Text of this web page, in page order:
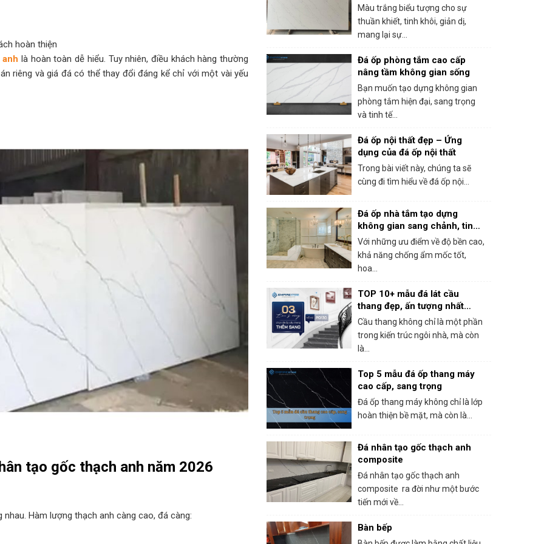
hoàn thiện
anhlà hoàn toàn dễ hiểu. Tuy nhiên, điều khách hàng thường
riêng và giá đá có thể thay đổi đáng kể chỉ với một vài yếu
tạo gốc thạch anh năm 2026
Hàm lượng thạch anh càng cao, đá càng:
hiện đại
Màu trắng biểu tượng cho sự
thuần khiết, tinh khôi, giản dị,
mang lại sự...
Đá ốp phòng tắm cao cấp
nâng tầm không gian sống
Bạn muốn tạo dựng không gian
phòng tắm hiện đại, sang trọng
và tinh tế...
Đá ốp nội thất đẹp – Ứng
dụng của đá ốp nội thất
Trong bài viết này, chúng ta sẽ
cùng đi tìm hiểu về đá ốp nội...
Đá ốp nhà tắm tạo dựng
không gian sang chảnh, tinh
tế
Với những ưu điểm về độ bền cao,
khả năng chống ẩm mốc tốt,
hoa...
TOP 10+ mẫu đá lát cầu
thang đẹp, ấn tượng nhất
2025
Cầu thang không chỉ là một phần
trong kiến trúc ngôi nhà, mà còn
là...
Top 5 mẫu đá ốp thang máy
cao cấp, sang trọng
Đá ốp thang máy không chỉ là lớp
hoàn thiện bề mặt, mà còn là...
Đá nhân tạo gốc thạch anh
composite
Đá nhân tạo gốc thạch anh
composite ra đời như một bước
tiến mới về...
Bàn bếp